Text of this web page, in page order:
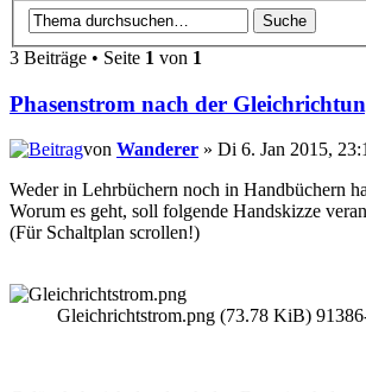
3 Beiträge • Seite 1 von 1
Phasenstrom nach der
von Wanderer » Di 6. Jan 2015,
Weder in Lehrbüchern noch in Handbüchern
Worum es geht, soll folgende Handskizze
(Für Schaltplan scrollen!)
Gleichrichtstrom.png (73.78 KiB)